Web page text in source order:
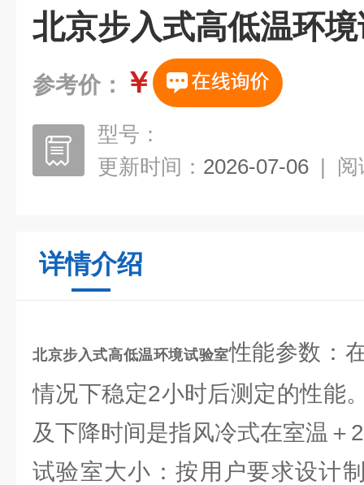
北京步入式高低温环
参考价： ￥
型号：
更新时间： 2026-07-06 | 阅
详情介绍
北京步入式高低温环境试验室性能参数：
情况下稳定2小时后测定的性能
及下降时间是指风冷式在室温
试验室大小：按用户要求设计